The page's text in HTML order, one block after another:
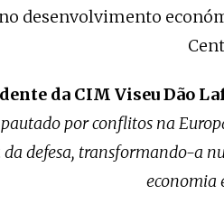
desenvolvimento
da CIM Viseu Dão
por conflitos na
defesa, transformando-a
economia